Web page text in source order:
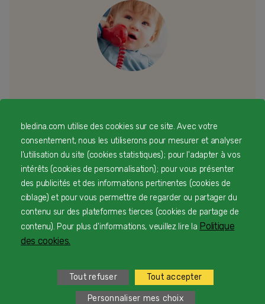
personnalisé
Une équipe d’experts en nutrition infantile rien que
pour vous 24/7 gratuitement
1
Service et appel gratuits en France hors collectivités
bledina.com utilise des cookies sur ce site. Avec votre
consentement, nous les utiliserons pour mesurer et analyser
l'utilisation du site (cookies statistiques) ; pour l'adapter à vos
intérêts (cookies de personnalisation) ; pour vous présenter
des publicités et des informations pertinentes (cookies de
ciblage) et pour vous permettre de regarder ou partager du
contenu sur des plateformes tierces (cookies de partage de
contenu). Pour plus d'informations, veuillez lire la Politique
des cookies.
Tout refuser Tout accepter
Personnaliser mes choix